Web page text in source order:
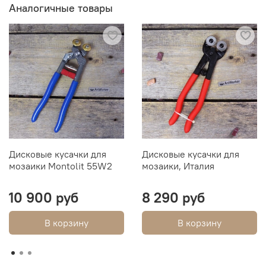
Аналогичные товары
Дисковые кусачки для
мозаики Montolit 55W2
10 900 руб
В корзину
Дисковые кусачки для
мозаики, Италия
8 290 руб
В корзину